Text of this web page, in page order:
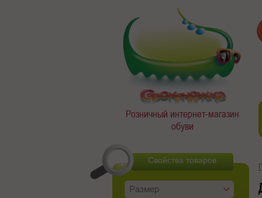
Розничный интернет-магазин
обуви
Размер
Свойства товаров